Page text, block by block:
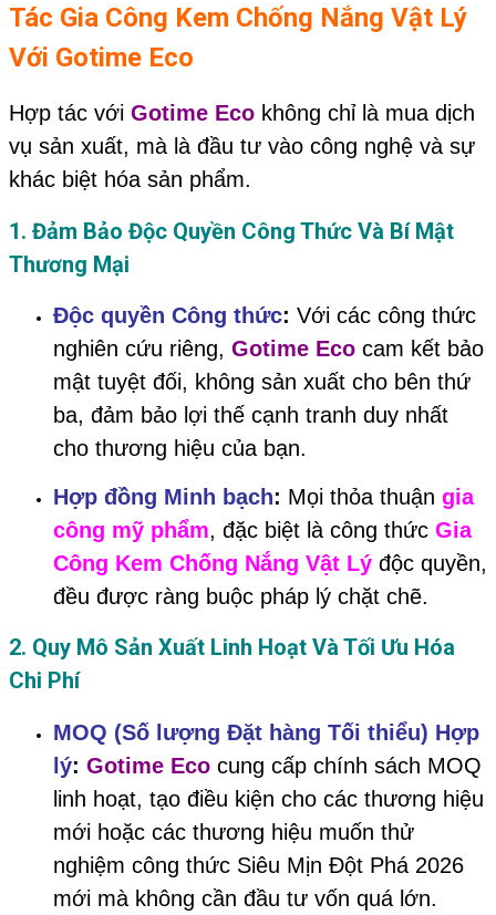
Tác Gia Công Kem Chống Nắng Vật Lý
Với Gotime Eco
Hợp tác với Gotime Eco không chỉ là mua dịch
vụ sản xuất, mà là đầu tư vào công nghệ và sự
khác biệt hóa sản phẩm.
1. Đảm Bảo Độc Quyền Công Thức Và Bí Mật
Thương Mại
Độc quyền Công thức: Với các công thức
nghiên cứu riêng, Gotime Eco cam kết bảo
mật tuyệt đối, không sản xuất cho bên thứ
ba, đảm bảo lợi thế cạnh tranh duy nhất
cho thương hiệu của bạn.
Hợp đồng Minh bạch: Mọi thỏa thuận gia
công mỹ phẩm, đặc biệt là công thức Gia
Công Kem Chống Nắng Vật Lý độc quyền,
đều được ràng buộc pháp lý chặt chẽ.
2. Quy Mô Sản Xuất Linh Hoạt Và Tối Ưu Hóa
Chi Phí
MOQ (Số lượng Đặt hàng Tối thiểu) Hợp
lý: Gotime Eco cung cấp chính sách MOQ
linh hoạt, tạo điều kiện cho các thương hiệu
mới hoặc các thương hiệu muốn thử
nghiệm công thức Siêu Mịn Đột Phá 2026
mới mà không cần đầu tư vốn quá lớn.